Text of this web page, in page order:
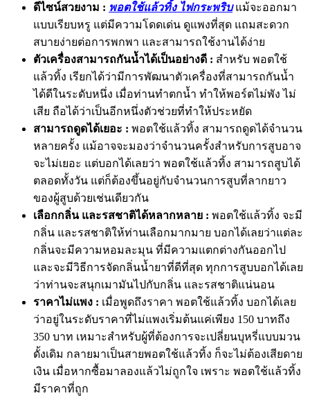
ดีไซน์สวยงาม : พอตใช้แล้วทิ้ง ไฟกระพริบแม้จะออกมา
แบบเรียบหรู แต่มีความโดดเด่น ดูแพงที่สุด แถมสะดวก
สบายง่ายต่อการพกพา และสามารถใช้งานได้ง่าย
ตัวเครื่องสามารถกันน้ำได้เป็นอย่างดี : สำหรับ พอตใช้
แล้วทิ้ง เรียกได้ว่ามีการพัฒนาตัวเครื่องที่สามารถกันน้ำ
ได้ดีในระดับหนึ่ง เมื่อท่านทำตกน้ำ ทำให้พอร์ตไม่พัง ไม่
เสีย ถือได้ว่าเป็นอีกหนึ่งตัวช่วยที่ทำให้ประหยัด
สามารถดูดได้เยอะ : พอตใช้แล้วทิ้ง สามารถดูดได้จำนวน
หลายครั้ง แม้อาจจะมองว่าจำนวนครั้งสำหรับการสูบอาจ
จะไม่เยอะ แต่บอกได้เลยว่า พอตใช้แล้วทิ้ง สามารถสูบได้
ตลอดทั้งวัน แต่ก็ต้องขึ้นอยู่กับจำนวนการสูบที่ลากยาว
ของผู้สูบด้วยเช่นเดียวกัน
เลือกกลิ่น และรสชาติได้หลากหลาย : พอตใช้แล้วทิ้ง จะมี
กลิ่น และรสชาติให้ท่านเลือกมากมาย บอกได้เลยว่าแต่ละ
กลิ่นจะมีความหอมละมุน ที่มีความแตกต่างกันออกไป
และจะมีวิธีการจัดกลิ่นน้ำยาที่ดีที่สุด ทุกการสูบบอกได้เลย
ว่าท่านจะสนุกเมามันไปกับกลิ่น และรสชาติแน่นอน
ราคาไม่แพง : เมื่อพูดถึงราคา พอตใช้แล้วทิ้ง บอกได้เลย
ว่าอยู่ในระดับราคาที่ไม่แพงเริ่มต้นแค่เพียง 150 บาทถึง
350 บาท เหมาะสำหรับผู้ที่ต้องการจะเปลี่ยนบุหรี่แบบมวน
ดั้งเดิม กลายมาเป็นสายพอตใช้แล้วทิ้ง ก็จะไม่ต้องเสียดาย
เงิน เมื่อหากซื้อมาลองแล้วไม่ถูกใจ เพราะ พอตใช้แล้วทิ้ง
มีราคาที่ถูก